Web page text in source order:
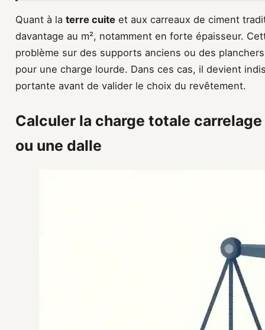
Quant à la terre cuite et aux carreaux de ciment
davantage au m², notamment en forte épaisseur.
problème sur des supports anciens ou des
pour une charge lourde. Dans ces cas, il devient
portante avant de valider le choix du revêtement.
Calculer la charge totale
ou une dalle